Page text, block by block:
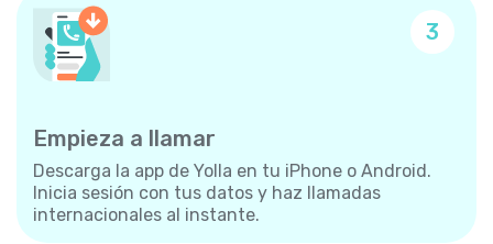
3
Empieza a llamar
Descarga la app de Yolla en tu iPhone o Android.
Inicia sesión con tus datos y haz llamadas
internacionales al instante.